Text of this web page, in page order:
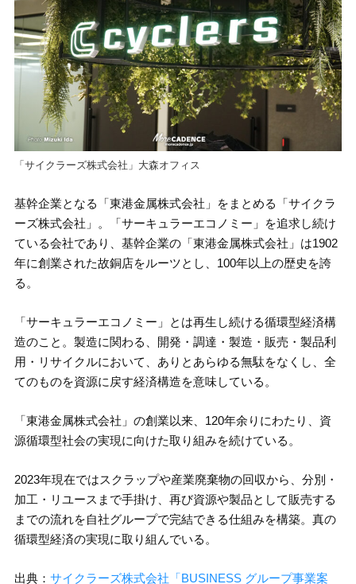
「サイクラーズ株式会社」大森オフィス
基幹企業となる「東港金属株式会社」をまとめる「サイクラ
ーズ株式会社」。「サーキュラーエコノミー」を追求し続け
ている会社であり、基幹企業の「東港金属株式会社」は1902
年に創業された故銅店をルーツとし、100年以上の歴史を誇
る。
「サーキュラーエコノミー」とは再生し続ける循環型経済構
造のこと。製造に関わる、開発・調達・製造・販売・製品利
用・リサイクルにおいて、ありとあらゆる無駄をなくし、全
てのものを資源に戻す経済構造を意味している。
「東港金属株式会社」の創業以来、120年余りにわたり、資
源循環型社会の実現に向けた取り組みを続けている。
2023年現在ではスクラップや産業廃棄物の回収から、分別・
加工・リユースまで手掛け、再び資源や製品として販売する
までの流れを自社グループで完結できる仕組みを構築。真の
循環型経済の実現に取り組んでいる。
出典： サイクラーズ株式会社「BUSINESS グループ事業案